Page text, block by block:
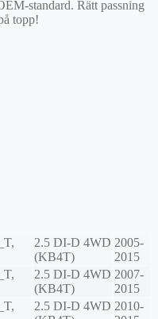
standard. Rätt passning
topp!
2.5 DI-D 4WD
(KB4T)
2005-
2015
2.5 DI-D 4WD
(KB4T)
2007-
2015
2.5 DI-D 4WD 2010-